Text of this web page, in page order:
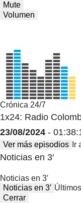
Mute
Volumen
Crónica 24/7
1x24: Radio
23/08/2024 -
Ver más episodios Ir
Noticias en 3′
Noticias en 3′
Noticias en 3′
Cerrar